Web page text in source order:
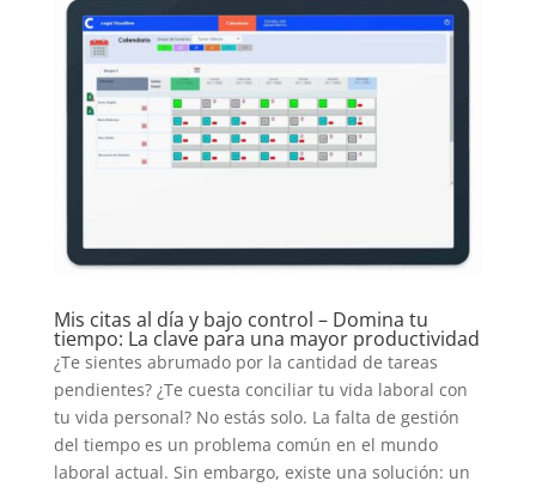
Mis citas al día y bajo control – Domina tu
tiempo: La clave para una mayor productividad
¿Te sientes abrumado por la cantidad de tareas
pendientes? ¿Te cuesta conciliar tu vida laboral con
tu vida personal? No estás solo. La falta de gestión
del tiempo es un problema común en el mundo
laboral actual. Sin embargo, existe una solución: un